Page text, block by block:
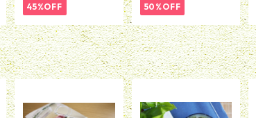
45%OFF 50%OFF